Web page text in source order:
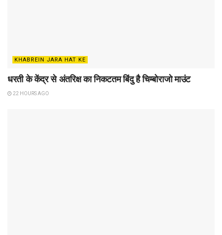
KHABREIN JARA HAT KE
धरती के केंद्र से अंतरिक्ष का निकटतम बिंदु है चिम्बोराजो माउंट
22 HOURS AGO